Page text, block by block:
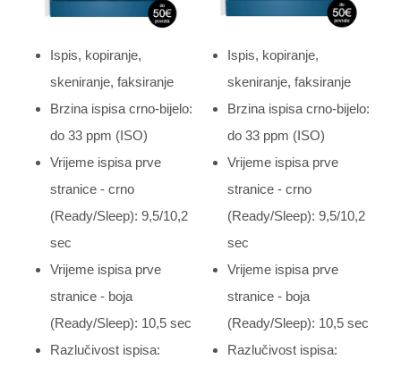
Ispis, kopiranje,
skeniranje, faksiranje
Brzina ispisa crno-bijelo:
do 33 ppm (ISO)
Vrijeme ispisa prve
stranice - crno
(Ready/Sleep): 9,5/10,2
sec
Vrijeme ispisa prve
stranice - boja
(Ready/Sleep): 10,5 sec
Razlučivost ispisa:
Ispis, kopiranje,
skeniranje, faksiranje
Brzina ispisa crno-bijelo:
do 33 ppm (ISO)
Vrijeme ispisa prve
stranice - crno
(Ready/Sleep): 9,5/10,2
sec
Vrijeme ispisa prve
stranice - boja
(Ready/Sleep): 10,5 sec
Razlučivost ispisa: